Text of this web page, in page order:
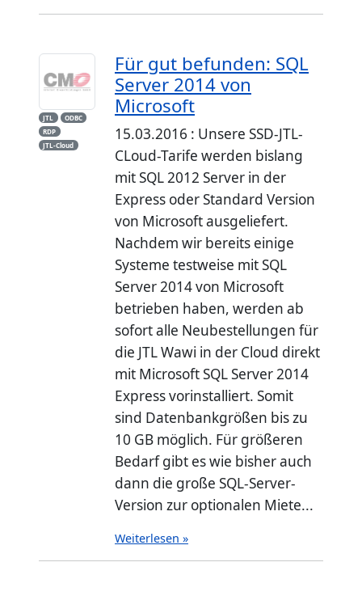
JTL
ODBC
RDP
JTL-Cloud
Für gut befunden: SQL
Server 2014 von
Microsoft
15.03.2016 : Unsere SSD-JTL-
CLoud-Tarife werden bislang
mit SQL 2012 Server in der
Express oder Standard Version
von Microsoft ausgeliefert.
Nachdem wir bereits einige
Systeme testweise mit SQL
Server 2014 von Microsoft
betrieben haben, werden ab
sofort alle Neubestellungen für
die JTL Wawi in der Cloud direkt
mit Microsoft SQL Server 2014
Express vorinstalliert. Somit
sind Datenbankgrößen bis zu
10 GB möglich. Für größeren
Bedarf gibt es wie bisher auch
dann die große SQL-Server-
Version zur optionalen Miete...
Weiterlesen »